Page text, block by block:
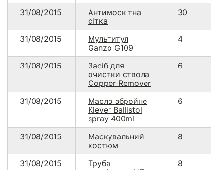
31/08/2015
Антимоскітна
сітка
30
31/08/2015
Мультитул
Ganzo G109
4
31/08/2015
Засіб для
очистки ствола
Copper Remover
6
31/08/2015
Масло збройне
Klever Ballistol
spray 400ml
6
31/08/2015
Маскувальний
костюм
8
31/08/2015
Труба
8